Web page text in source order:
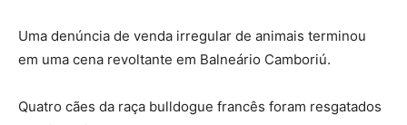
Uma denúncia de venda irregular de animais terminou
em uma cena revoltante em Balneário Camboriú.
Quatro cães da raça bulldogue francês foram resgatados